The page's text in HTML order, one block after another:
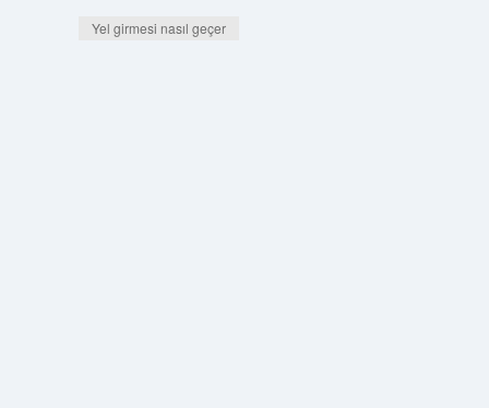
Yel girmesi nasıl geçer